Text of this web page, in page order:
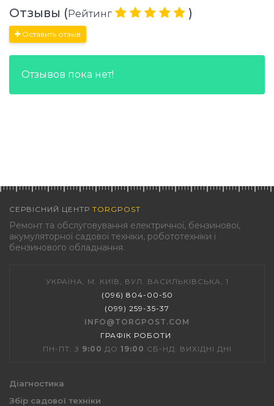
Отзывы (Рейтинг )
Оставить отзыв
Отзывов пока нет!
СЕРВІСНИЙ ЦЕНТР TORGPOST
Ремонт та обслуговування електричної, бензинової,
акумуляторної садової техніки, робототехніки і
бензинового обладнання.
УКРАЇНА, М. КИЇВ, ВУЛ. ВАСИЛЬКІВСЬКА, 1
(096) 804-00-50
(099) 259-35-37
INFO@TORGPOST.COM
ГРАФІК РОБОТИ :
ПН-ПТ: З 9:00 ДО 19:00 СБ-НД: ВИХІДНІ ДНІ
Діагностика
Збір садової техніки